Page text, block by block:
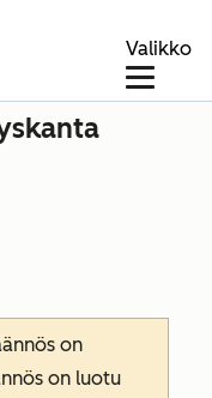
Valikko
on
on luotu